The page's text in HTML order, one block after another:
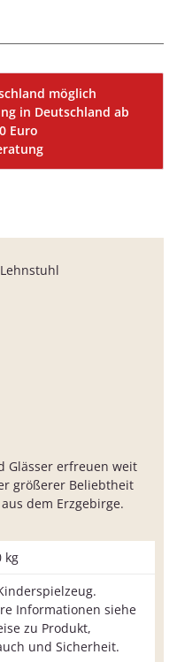
möglich
in Deutschland ab
Euro
Glässer erfreuen weit
größerer Beliebtheit
dem Erzgebirge.
kg
Informationen siehe
zu Produkt,
und Sicherheit.